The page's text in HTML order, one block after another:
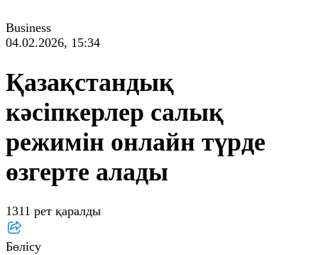
Business
04.02.2026, 15:34
Қазақстандық
кәсіпкерлер салық
режимін онлайн түрде
өзгерте алады
1311 рет қаралды
Бөлісу